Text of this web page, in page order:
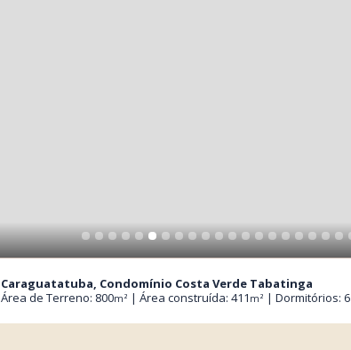
Caraguatatuba, Condomínio Costa Verde Tabatinga
Área de Terreno: 800m² | Área construída: 411 m² | Dormitórios: